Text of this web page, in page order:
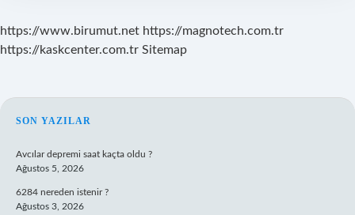
https://www.birumut.net https://magnotech.com.tr
https://kaskcenter.com.tr Sitemap
SIDEBAR
SON YAZILAR
Avcılar depremi saat kaçta oldu ?
Ağustos 5, 2026
6284 nereden istenir ?
Ağustos 3, 2026